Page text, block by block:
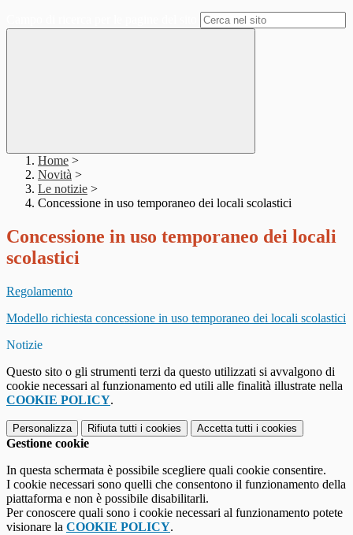
Home >
Novità >
Le notizie >
Concessione in uso temporaneo dei locali scolastici
Concessione in uso temporaneo dei locali
scolastici
Regolamento
Modello richiesta concessione in uso temporaneo dei locali scolastici
Notizie
Questo sito o gli strumenti terzi da questo utilizzati si avvalgono di
cookie necessari al funzionamento ed utili alle finalità illustrate nella
COOKIE POLICY.
Personalizza Rifiuta tutti i cookies Accetta tutti i cookies
Gestione cookie
In questa schermata è possibile scegliere quali cookie consentire.
I cookie necessari sono quelli che consentono il funzionamento della
piattaforma e non è possibile disabilitarli.
Per conoscere quali sono i cookie necessari al funzionamento potete
visionare la COOKIE POLICY.